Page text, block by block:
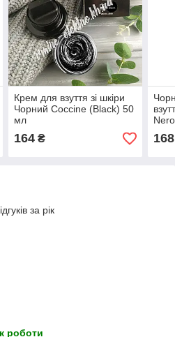
Крем для взуття зі шкіри
Чорний Coccine (Black) 50
мл
164₴ 168
за рік
роботи